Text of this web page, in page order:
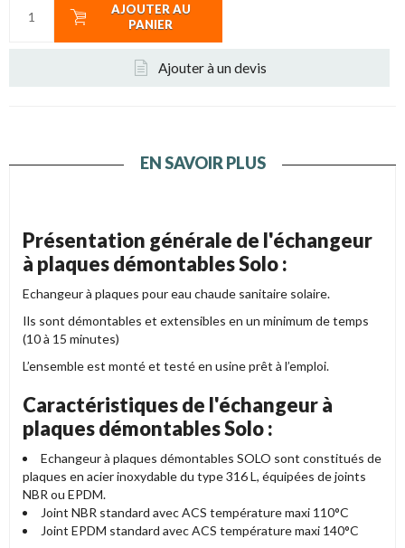
AJOUTER AU
PANIER
Ajouter à un devis
EN SAVOIR PLUS
Présentation générale de l'échangeur
à plaques démontables Solo :
Echangeur à plaques pour eau chaude sanitaire solaire.
Ils sont démontables et extensibles en un minimum de temps
(10 à 15 minutes)
L’ensemble est monté et testé en usine prêt à l’emploi.
Caractéristiques de l'échangeur à
plaques démontables Solo :
Echangeur à plaques démontables SOLO sont constitués de
plaques en acier inoxydable du type 316 L, équipées de joints
NBR ou EPDM.
Joint NBR standard avec ACS température maxi 110°C
Joint EPDM standard avec ACS température maxi 140°C